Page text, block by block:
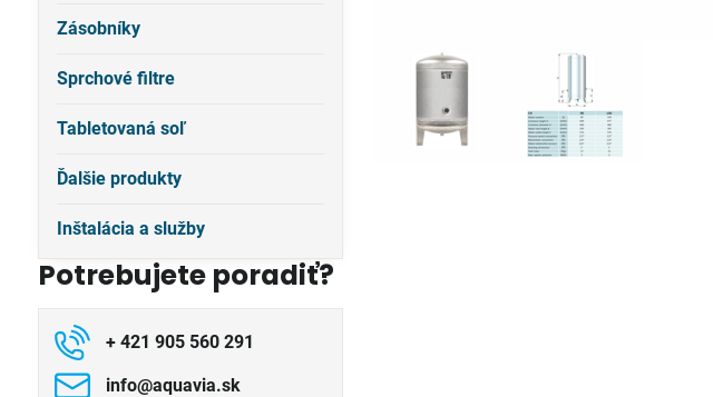
Zásobníky
Sprchové filtre
Tabletovaná soľ
Ďalšie produkty
Inštalácia a služby
Potrebujete poradiť?
+ 421 905 560 291
info​@aquavia​.sk